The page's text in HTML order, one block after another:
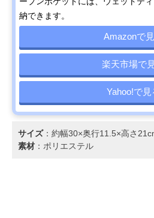
納できます。
Amazonで
楽天市場で
Yahoo!で見
サイズ：約幅30×奥行11.5×高さ
素材 ：ポリエステル